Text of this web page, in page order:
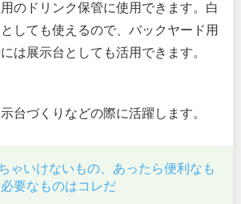
のドリンク保管に使用できます。白
しても使えるので、バックヤード用
は展示台としても活用できます。
台づくりなどの際に活躍します。
ゃいけないもの、あったら便利なも
要なものはコレだ